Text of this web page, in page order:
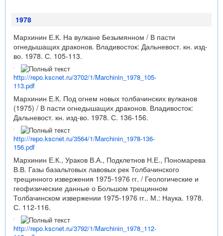
1978
Мархинин Е.К. На вулкане Безымянном / В пасти
огнедышащих драконов. Владивосток: Дальневост. кн. изд-
во. 1978. С. 105-113.
http://repo.kscnet.ru/3702/1/Marchinin_1978_105-
113.pdf
Мархинин Е.К. Под огнем новых толбачинских вулканов
(1975) / В пасти огнедышащих драконов. Владивосток:
Дальневост. кн. изд-во. 1978. С. 136-156.
http://repo.kscnet.ru/3564/1/Marchinin_1978-136-
156.pdf
Мархинин Е.К., Ураков В.А., Подклетнов Н.Е., Пономарева
В.В. Газы базальтовых лавовых рек Толбачинского
трещинного извержения 1975-1976 гг. / Геологические и
геофизические данные о Большом трещинном
Толбачинском извержении 1975-1976 гг.. М.: Наука. 1978.
С. 112-116.
http://repo.kscnet.ru/3792/1/Marchinin_1978_112-